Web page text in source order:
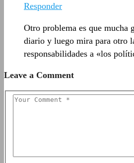
Responder
Otro problema es que mucha
diario y luego mira para otro
responsabilidades a «los
Leave a Comment